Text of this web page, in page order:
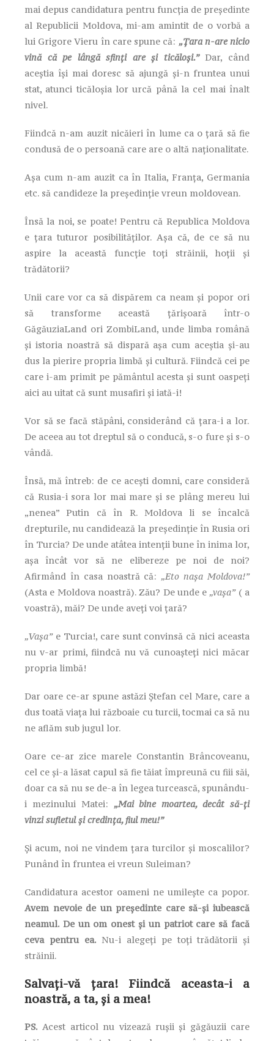
mai depus candidatura pentru funcţia de preşedinte
al Republicii Moldova, mi-am amintit de o vorbă a
lui Grigore Vieru în care spune că: „Ţara n-are nicio
vină că pe lângă sfinţi are şi ticăloşi.”Dar, când
aceştia îşi mai doresc să ajungă şi-n fruntea unui
stat, atunci ticăloşia lor urcă până la cel mai înalt
nivel.
Fiindcă n-am auzit nicăieri în lume ca o ţară să fie
condusă de o persoană care are o altă naţionalitate.
Aşa cum n-am auzit ca în Italia, Franţa, Germania
etc. să candideze la preşedinţie vreun moldovean.
Însă la noi, se poate! Pentru că Republica Moldova
e ţara tuturor posibilităţilor. Aşa că, de ce să nu
aspire la această funcţie toţi străinii, hoţii şi
trădătorii?
Unii care vor ca să dispărem ca neam şi popor ori
să transforme această ţărişoară într-o
GăgăuziaLand ori ZombiLand, unde limba română
şi istoria noastră să dispară aşa cum aceştia şi-au
dus la pierire propria limbă şi cultură. Fiindcă cei pe
care i-am primit pe pământul acesta şi sunt oaspeţi
aici au uitat că sunt musafiri şi iată-i!
Vor să se facă stăpâni, considerând că ţara-i a lor.
De aceea au tot dreptul să o conducă, s-o fure şi s-o
vândă.
Însă, mă întreb: de ce aceşti domni, care consideră
că Rusia-i sora lor mai mare şi se plâng mereu lui
„nenea” Putin că în R. Moldova li se încalcă
drepturile, nu candidează la preşedinţie în Rusia ori
în Turcia? De unde atâtea intenţii bune în inima lor,
aşa încât vor să ne elibereze pe noi de noi?
Afirmând în casa noastră că: „Eto naşa Moldova!”
(Asta e Moldova noastră). Zău? De unde e „vaşa”( a
voastră), măi? De unde aveţi voi ţară?
„Vaşa”e Turcia!, care sunt convinsă că nici aceasta
nu v-ar primi, fiindcă nu vă cunoaşteţi nici măcar
propria limbă!
Dar oare ce-ar spune astăzi Ştefan cel Mare, care a
dus toată viaţa lui războaie cu turcii, tocmai ca să nu
ne aflăm sub jugul lor.
Oare ce-ar zice marele Constantin Brâncoveanu,
cel ce şi-a lăsat capul să fie tăiat împreună cu fiii săi,
doar ca să nu se de-a în legea turcească, spunându-
i mezinului Matei: „Mai bine moartea, decât să-ţi
vinzi sufletul şi credinţa, fiul meu!”
Şi acum, noi ne vindem ţara turcilor şi moscalilor?
Punând în fruntea ei vreun Suleiman?
Candidatura acestor oameni ne umileşte ca popor.
Avem nevoie de un preşedinte care să-şi iubească
neamul. De un om onest şi un patriot care să facă
ceva pentru ea. Nu-i alegeţi pe toţi trădătorii şi
străinii.
Salvaţi-vă ţara! Fiindcă aceasta-i a
noastră, a ta, şi a mea!
PS. Acest articol nu vizează ruşii şi găgăuzii care